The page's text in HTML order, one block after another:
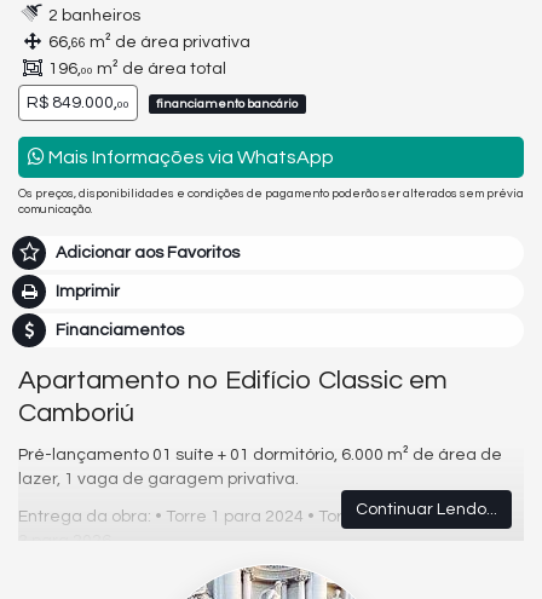
2 banheiros
66,66 m² de área privativa
196,00 m² de área total
R$ 849.000,00 financiamento bancário
Mais Informações via WhatsApp
Os preços, disponibilidades e condições de pagamento poderão ser alterados sem prévia
comunicação.
Adicionar aos Favoritos
Imprimir
Financiamentos
Apartamento no Edifício Classic em
Camboriú
Pré-lançamento 01 suíte + 01 dormitório, 6.000 m² de área de
lazer, 1 vaga de garagem privativa.
Entrega da obra: • Torre 1 para 2024 • Torre 2 para 2025 • Torre
3 para 2026
DISTANTE 2,5 KM DA PRAIA CENTRAL DE BALNEÁRIO CAMBORIÚ-
Continuar Lendo...